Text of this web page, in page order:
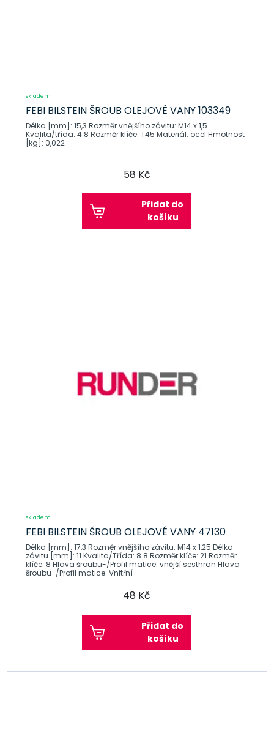
skladem
FEBI BILSTEIN ŠROUB OLEJOVÉ VANY 103349
Délka [mm]: 15,3 Rozměr vnějšího závitu: M14 x 1,5
Kvalita/třída: 4.8 Rozměr klíče: T45 Materiál: ocel Hmotnost
[kg]: 0,022
58 Kč
Přidat do
košíku
skladem
FEBI BILSTEIN ŠROUB OLEJOVÉ VANY 47130
Délka [mm]: 17,3 Rozměr vnějšího závitu: M14 x 1,25 Délka
závitu [mm]: 11 Kvalita/Třída: 8.8 Rozměr klíče: 21 Rozměr
klíče: 8 Hlava šroubu-/Profil matice: vnější sesthran Hlava
šroubu-/Profil matice: Vnitřní
48 Kč
Přidat do
košíku